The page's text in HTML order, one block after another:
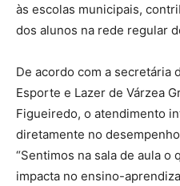
às escolas municipais,
dos alunos na rede regular
De acordo com a secretária
Esporte e Lazer de Várzea
Figueiredo, o atendimento
diretamente no
“Sentimos na sala de aula o
impacta no ensino-